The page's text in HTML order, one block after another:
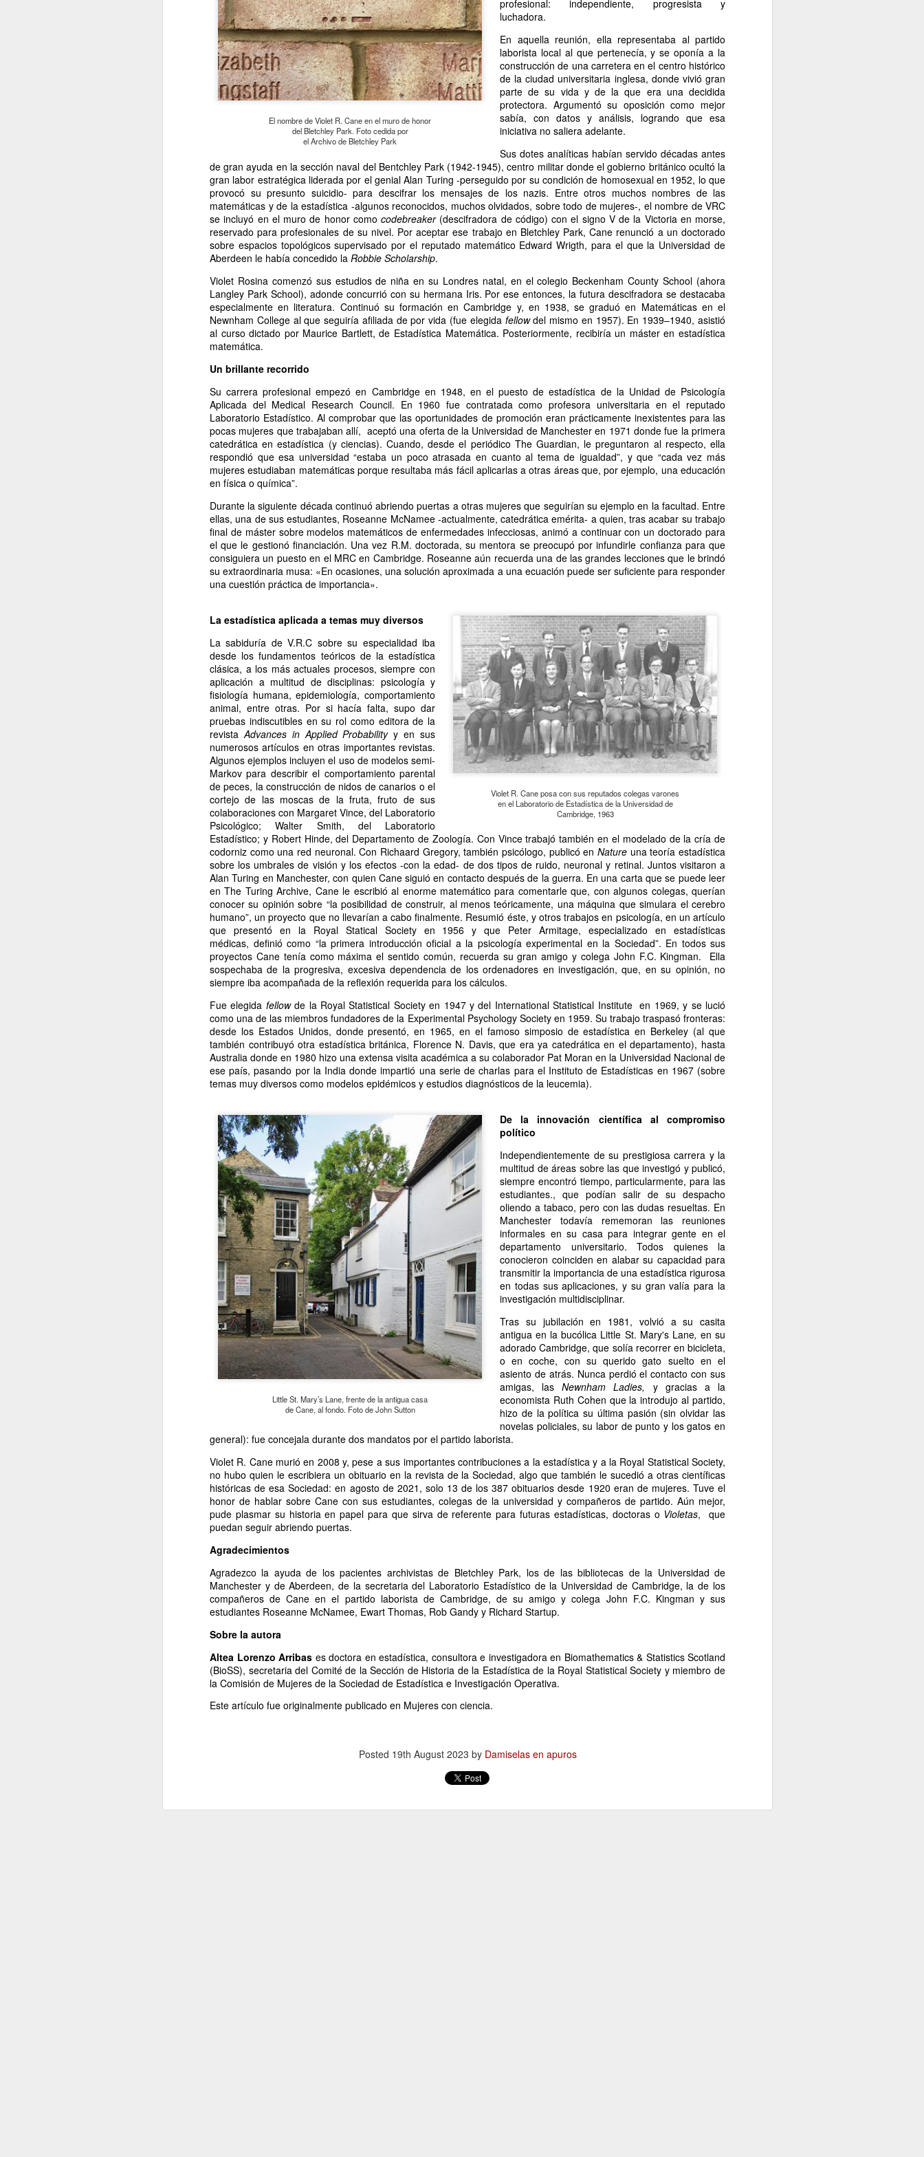
El nombre de Violet R. Cane en el muro de honor
del Bletchley Park. Foto cedida por
el Archivo de Bletchley Park
profesional: independiente, progresista y
luchadora.
En aquella reunión, ella representaba al partido
laborista local al que pertenecía, y se oponía a la
construcción de una carretera en el centro histórico
de la ciudad universitaria inglesa, donde vivió gran
parte de su vida y de la que era una decidida
protectora. Argumentó su oposición como mejor
sabía, con datos y análisis, logrando que esa
iniciativa no saliera adelante.
Sus dotes analíticas habían servido décadas antes
de gran ayuda en la sección naval del Bentchley Park (1942-1945), centro militar donde el gobierno británico ocultó la
gran labor estratégica liderada por el genial Alan Turing -perseguido por su condición de homosexual en 1952, lo que
provocó su presunto suicidio- para descifrar los mensajes de los nazis. Entre otros muchos nombres de las
matemáticas y de la estadística -algunos reconocidos, muchos olvidados, sobre todo de mujeres-, el nombre de VRC
se incluyó en el muro de honor como codebreaker(descifradora de código) con el signo V de la Victoria en morse,
reservado para profesionales de su nivel. Por aceptar ese trabajo en Bletchley Park, Cane renunció a un doctorado
sobre espacios topológicos supervisado por el reputado matemático Edward Wrigth, para el que la Universidad de
Aberdeen le había concedido la Robbie Scholarship.
Violet Rosina comenzó sus estudios de niña en su Londres natal, en el colegio Beckenham County School (ahora
Langley Park School), adonde concurrió con su hermana Iris. Por ese entonces, la futura descifradora se destacaba
especialmente en literatura. Continuó su formación en Cambridge y, en 1938, se graduó en Matemáticas en el
Newnham College al que seguiría afiliada de por vida (fue elegida fellowdel mismo en 1957). En 1939–1940, asistió
al curso dictado por Maurice Bartlett, de Estadística Matemática. Posteriormente, recibiría un máster en estadística
matemática.
Un brillante recorrido
Su carrera profesional empezó en Cambridge en 1948, en el puesto de estadística de la Unidad de Psicología
Aplicada del Medical Research Council. En 1960 fue contratada como profesora universitaria en el reputado
Laboratorio Estadístico. Al comprobar que las oportunidades de promoción eran prácticamente inexistentes para las
pocas mujeres que trabajaban allí, aceptó una oferta de la Universidad de Manchester en 1971 donde fue la primera
catedrática en estadística (y ciencias). Cuando, desde el periódico The Guardian, le preguntaron al respecto, ella
respondió que esa universidad “estaba un poco atrasada en cuanto al tema de igualdad”, y que “cada vez más
mujeres estudiaban matemáticas porque resultaba más fácil aplicarlas a otras áreas que, por ejemplo, una educación
en física o química”.
Durante la siguiente década continuó abriendo puertas a otras mujeres que seguirían su ejemplo en la facultad. Entre
ellas, una de sus estudiantes, Roseanne McNamee -actualmente, catedrática emérita- a quien, tras acabar su trabajo
final de máster sobre modelos matemáticos de enfermedades infecciosas, animó a continuar con un doctorado para
el que le gestionó financiación. Una vez R.M. doctorada, su mentora se preocupó por infundirle confianza para que
consiguiera un puesto en el MRC en Cambridge. Roseanne aún recuerda una de las grandes lecciones que le brindó
su extraordinaria musa: «En ocasiones, una solución aproximada a una ecuación puede ser suficiente para responder
una cuestión práctica de importancia».
Violet R. Cane posa con sus reputados colegas varones
en el Laboratorio de Estadística de la Universidad de
Cambridge, 1963
La estadística aplicada a temas muy diversos
La sabiduría de V.R.C sobre su especialidad iba
desde los fundamentos teóricos de la estadística
clásica, a los más actuales procesos, siempre con
aplicación a multitud de disciplinas: psicología y
fisiología humana, epidemiología, comportamiento
animal, entre otras. Por si hacía falta, supo dar
pruebas indiscutibles en su rol como editora de la
revistaAdvances in Applied Probabilityy en sus
numerosos artículos en otras importantes revistas.
Algunos ejemplos incluyen el uso de modelos semi-
Markov para describir el comportamiento parental
de peces, la construcción de nidos de canarios o el
cortejo de las moscas de la fruta, fruto de sus
colaboraciones con Margaret Vince, del Laboratorio
Psicológico; Walter Smith, del Laboratorio
Estadístico; y Robert Hinde, del Departamento de Zoología. Con Vince trabajó también en el modelado de la cría de
codorniz como una red neuronal. Con Richaard Gregory, también psicólogo, publicó en Nature una teoría estadística
sobre los umbrales de visión y los efectos -con la edad- de dos tipos de ruido, neuronal y retinal. Juntos visitaron a
Alan Turing en Manchester, con quien Cane siguió en contacto después de la guerra. En una carta que se puede leer
en The Turing Archive, Cane le escribió al enorme matemático para comentarle que, con algunos colegas, querían
conocer su opinión sobre “la posibilidad de construir, al menos teóricamente, una máquina que simulara el cerebro
humano”, un proyecto que no llevarían a cabo finalmente. Resumió éste, y otros trabajos en psicología, en un artículo
que presentó en la Royal Statical Society en 1956 y que Peter Armitage, especializado en estadísticas
médicas, definió como “la primera introducción oficial a la psicología experimental en la Sociedad”. En todos sus
proyectos Cane tenía como máxima el sentido común, recuerda su gran amigo y colega John F.C. Kingman. Ella
sospechaba de la progresiva, excesiva dependencia de los ordenadores en investigación, que, en su opinión, no
siempre iba acompañada de la reflexión requerida para los cálculos.
Fue elegida fellowde la Royal Statistical Society en 1947 y del International Statistical Institute en 1969, y se lució
como una de las miembros fundadores de la Experimental Psychology Society en 1959. Su trabajo traspasó fronteras:
desde los Estados Unidos, donde presentó, en 1965, en el famoso simposio de estadística en Berkeley (al que
también contribuyó otra estadística británica, Florence N. Davis, que era ya catedrática en el departamento), hasta
Australia donde en 1980 hizo una extensa visita académica a su colaborador Pat Moran en la Universidad Nacional de
ese país, pasando por la India donde impartió una serie de charlas para el Instituto de Estadísticas en 1967 (sobre
temas muy diversos como modelos epidémicos y estudios diagnósticos de la leucemia).
Little St. Mary’s Lane, frente de la antigua casa
de Cane, al fondo. Foto de John Sutton
De la innovación científica al compromiso
político
Independientemente de su prestigiosa carrera y la
multitud de áreas sobre las que investigó y publicó,
siempre encontró tiempo, particularmente, para las
estudiantes., que podían salir de su despacho
oliendo a tabaco, pero con las dudas resueltas. En
Manchester todavía rememoran las reuniones
informales en su casa para integrar gente en el
departamento universitario. Todos quienes la
conocieron coinciden en alabar su capacidad para
transmitir la importancia de una estadística rigurosa
en todas sus aplicaciones, y su gran valía para la
investigación multidisciplinar.
Tras su jubilación en 1981, volvió a su casita
antigua en la bucólica Little St. Mary's Lane, en su
adorado Cambridge, que solía recorrer en bicicleta,
o en coche, con su querido gato suelto en el
asiento de atrás. Nunca perdió el contacto con sus
amigas, lasNewnham Ladies, y gracias a la
economista Ruth Cohen que la introdujo al partido,
hizo de la política su última pasión (sin olvidar las
novelas policiales, su labor de punto y los gatos en
general): fue concejala durante dos mandatos por el partido laborista.
Violet R. Cane murió en 2008 y, pese a sus importantes contribuciones a la estadística y a la Royal Statistical Society,
no hubo quien le escribiera un obituario en la revista de la Sociedad, algo que también le sucedió a otras científicas
históricas de esa Sociedad: en agosto de 2021, solo 13 de los 387 obituarios desde 1920 eran de mujeres. Tuve el
honor de hablar sobre Cane con sus estudiantes, colegas de la universidad y compañeros de partido. Aún mejor,
pude plasmar su historia en papel para que sirva de referente para futuras estadísticas, doctoras o Violetas, que
puedan seguir abriendo puertas.
Agradecimientos
Agradezco la ayuda de los pacientes archivistas de Bletchley Park, los de las bibliotecas de la Universidad de
Manchester y de Aberdeen, de la secretaria del Laboratorio Estadístico de la Universidad de Cambridge, la de los
compañeros de Cane en el partido laborista de Cambridge, de su amigo y colega John F.C. Kingman y sus
estudiantes Roseanne McNamee, Ewart Thomas, Rob Gandy y Richard Startup.
Sobre la autora
Altea Lorenzo Arribas es doctora en estadística, consultora e investigadora en Biomathematics & Statistics Scotland
(BioSS), secretaria del Comité de la Sección de Historia de la Estadística de la Royal Statistical Society y miembro de
la Comisión de Mujeres de la Sociedad de Estadística e Investigación Operativa.
Este artículo fue originalmente publicado en Mujeres con ciencia.
Posted 19th August 2023 by Damiselas en apuros
atadura, que no le temió a la polémica.
Retorno ilusionado a
Carmen Martín Gaite
Por Cecilia Sorrentino
“Una vuelve siempre a los viejos
sitios donde amó la vida”, canta
Chavela. Y aunque su amigo de
Úbeda la contradiga en otra
canción: “al lugar donde has sido
feliz no debieras tratar de volver”,
yo regreso a Nubosidad variable,
la novela de Carmen Martín Gaite,
veinte años después.
Tiene algo de aventura. Quizás no
recupere aquel estado de
deslumbramiento pero también
podrían suscitarse otros nuevos.
Será un reencuentro con mis
marcas y subrayados.
JAN
13
Escribir contra toda
adversidad (estrepitosa)
Cuando estudiaba en la facultad,
preparando el examen de
etnografía -el más difícil de la
carrera-, hubo un día que, entre
fichas, fotocopias, libros, café,
puchos y la Olivetti portátil
celeste, me dije: “Esto es lo que
quiero hacer toda la vida”.
Mientras estaba leyendo y
en mi habitación, las horas no
pasaban. Me veo tal cual, como si
estuviera viviéndolo ahora.
JAN
13
Marta Lubos (16/8/1943-
27/3/2026): Retrato de
denominación que seguramente le
habría dado risa a Marta Lubos,
una artista en absoluto pagada de
sí misma, una persona libre de
toda presunción y más bien
renuente a dar entrevistas. Pero
en esta ocasión,
divertida o apasionada -según el
tema-, siempre yendo al punto,
sin el menor rodeo. Así, fueron
apareciendo la pianista, la
escultora, la cocinera que brinda
una receta.
JAN
13
Un cavaliere della patria
Por Sonia Novello
espalda
es algo que no le deseo a nadie”.
Amadeo Novello. Diario de guerra.
Su primera fuga fue una noche
estrellada. Cuenta que avanzaban
cuando las nubes tapaban la luna.
Es que esta iluminaba demasiado
el borde de la carretera de
pedregullo llena de barro y de
pozos de la zona de montaña por
la que se desplazaban, bajo el
JAN
13
Damiselas Nº 1, a modo de editorial
Allá por las postrimerías del año 2012 se publicó la primera
edición de Damiselas en apuros, precedida del siguiente introito:
ni una damita (dicho esto siguiendo las instrucciones de T.S. Eliot para
saber diferenciar un gato de un perro).
Gaby Ferrero (1/7/1961- 20/1/2026)
mundo de quienes la siguen queriendo y admirando se detuvo,
entre el shock y un enorme desconsuelo. Tan adorable y honesta como
persona, tan excelente y angelada como actriz, tan amorosa y atenta
en su maternidad elegida y conquistada palmo a palmo... Cómo no
pensar en su queridísimo hijo adoptivo Osqui Ferrero, que resultó,
jovencísimo, una notable revelación como actor en Más bello que la
muerte (2022).
JAN
13
Mi Rob Reiner privado
Por Moira Soto
Narrador de varios cuentos románticos fílmicos para gente adulta,
persona muy querida en la farándula hollywoodense y más allá,
comprometido activista del partido demócrata, Rob Reiner -como es
muy sabido por la difusión que tuvo la noticia- fue víctima de la muerte
más horrible que pudiera tener alguien de sus quilates. Una jugarreta
malvada del destino que, en general -salvo a individuos desalmados
como el “presidente” actual de los Estados Unidos-, costó asumir.
JAN
13
Mi padre lee
Por María José Eyras
A Ciro Ramón Eyras, 1932-2019
Detrás de la ventana, junto al fuego, mi padre lee.
Si pienso en él, lo veo así, leyendo, la cabeza gris detrás del vidrio. Es
una visión fugaz, apenas un segundo, la de mi padre, sentado de
espaldas, en su casita de fin de semana, en un barrio cerrado de la
zona Sur.
JAN
13
Al fin sola y, a la vez, tan bien acompañada
Por Guadalupe Treibel
conmigo misma. Significa que soy dos en uno”, apuntó alguna vez la
filósofa fuera de serie Hannah Arendt, y esa frase es la llave que cierra
el recorrido de Enfin seule (“Por fin sola”), libro de la periodista y
podcaster Lauren Bastide que acaba de editarse en Francia con muy
favorable acogida.
JAN
13
Ganando dos verdaderos amores
Por Caro Alfonso
Hace un año, Mona me salvó la vida. Llegué a la casa de mi hermana
después de manejar muchas horas escuchando la misma lista de
temas desde que salí de mi casa.
JAN La lectora de la lectora
Por Cecilia Sorrentino
A veces, la lectora regresa a libros entrañables que leyó hace tiempo.
Esta tarde le gustaría volver a Virginia Woolf.
Toma un libro al azar y lo abre. Inmediatamente reconoce el cuarto.
Recorre algunas líneas…
Virginia no está en su escritorio. Junto a la ventana, el pequeño sillón
concentra la última luz que llega del jardín. Virginia lee. Algunas tardes
lee, entre el té y la cena.
JAN ¿Broncearse? ¡Un quemo!
Me entero tarde -por puro despiste- y siento la obligación moral de
descular el asunto para quienes todavía se rompen el coco buscando la
forma segura de quedar color canela: el bronceado saludable no existe.
Es un oxímoron, un verso. Resulta que eso que llamamos “colorcito”
ADN de sus células.
JAN
13
Volante, hormonas y burocracia
Por Mariela Sexer
Como señalé en la segunda entrega de La inspectora, mi newsletter, es
el género en Argentina.